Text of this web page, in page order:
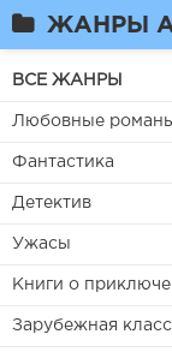
ЖАНРЫ
ВСЕ ЖАНРЫ
Любовные
Фантастика
Детектив
Ужасы
Книги о
Зарубежная